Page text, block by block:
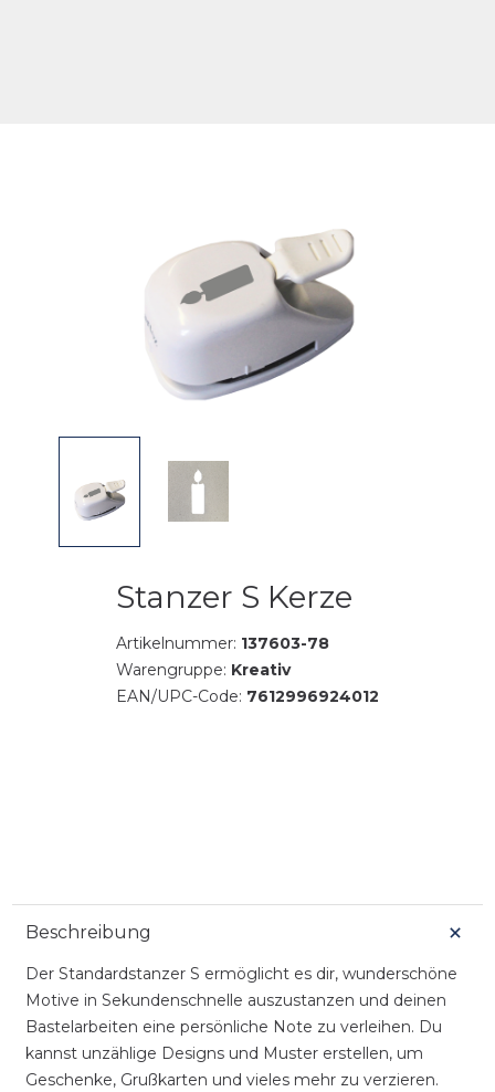
Stanzer S Kerze
Artikelnummer: 137603-78
Warengruppe: Kreativ
EAN/UPC-Code: 7612996924012
Beschreibung
Der Standardstanzer S ermöglicht es dir, wunderschöne
Motive in Sekundenschnelle auszustanzen und deinen
Bastelarbeiten eine persönliche Note zu verleihen. Du
kannst unzählige Designs und Muster erstellen, um
Geschenke, Grußkarten und vieles mehr zu verzieren.